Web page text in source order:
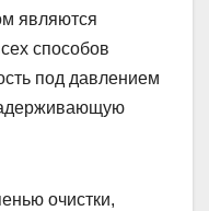
являются
способов
под давлением
очистки,